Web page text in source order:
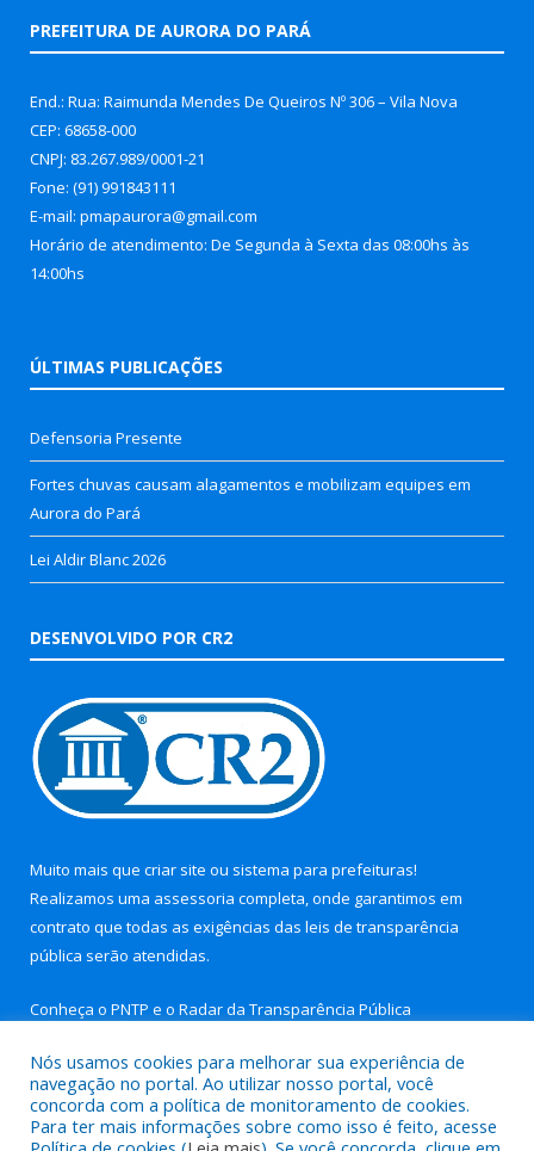
PREFEITURA DE AURORA DO PARÁ
End.: Rua: Raimunda Mendes De Queiros Nº 306 – Vila Nova
CEP: 68658-000
CNPJ: 83.267.989/0001-21
Fone: (91) 991843111
E-mail: pmapaurora@gmail.com
Horário de atendimento: De Segunda à Sexta das 08:00hs às
14:00hs
ÚLTIMAS PUBLICAÇÕES
Defensoria Presente
Fortes chuvas causam alagamentos e mobilizam equipes em
Aurora do Pará
Lei Aldir Blanc 2026
DESENVOLVIDO POR CR2
Muito mais que criar site ou sistema para prefeituras!
Realizamos uma assessoria completa, onde garantimos em
contrato que todas as exigências das leis de transparência
pública serão atendidas.
Conheça o PNTP e o Radar da Transparência Pública
Todos os direitos reservados a Prefeitura Municipal de Aurora
Nós usamos cookies para melhorar sua experiência de
navegação no portal. Ao utilizar nosso portal, você
concorda com a política de monitoramento de cookies.
Para ter mais informações sobre como isso é feito, acesse